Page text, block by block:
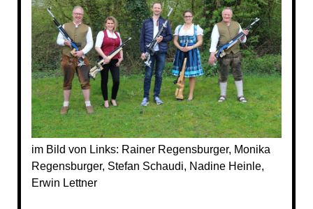
im Bild von Links: Rainer Regensburger, Monika
Regensburger, Stefan Schaudi, Nadine Heinle,
Erwin Lettner